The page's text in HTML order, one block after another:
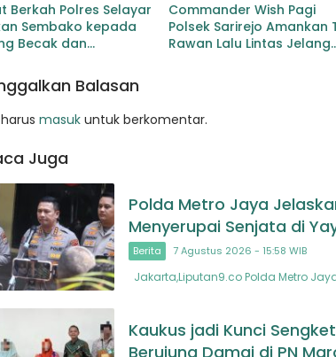
Berkah Polres Selayar
Sembako kepada
Becak dan
Commander Wish Pagi
Polsek Sarirejo Amankan
Rawan Lalu Lintas Jelang
Balasan
masuk untuk berkomentar.
Juga
Polda Metro Jaya
Menyerupai Senjata di
Berita 7 Agustus 2026 - 15:58 WIB
Jakarta,Liputan9.co Polda Metro
Kaukus jadi Kunci
Berujung Damai di PN